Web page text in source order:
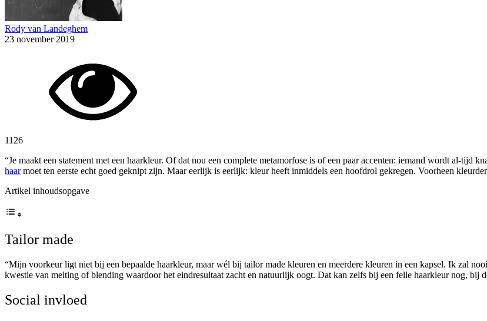
Rody van Landeghem
23 november 2019
1126
“Je maakt een statement met een haarkleur. Of dat nou een complete metamorfose is of een paar accenten: iemand wordt al-tijd
haarmoet ten eerste echt goed geknipt zijn. Maar eerlijk is eerlijk: kleur heeft inmiddels een hoofdrol gekregen. Voorheen
Artikel inhoudsopgave
Tailor made
“Mijn voorkeur ligt niet bij een bepaalde haarkleur, maar wél bij tailor made kleuren en meerdere kleuren in een kapsel. Ik zal
kwestie van melting of blending waardoor het eindresultaat zacht en natuurlijk oogt. Dat kan zelfs bij een felle haarkleur nog, bij
Social invloed